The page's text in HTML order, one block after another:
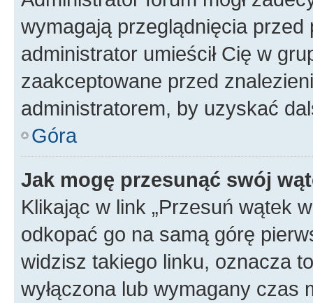
wymagają przeglądnięcia
administrator umieścił Cię w
zaakceptowane przed
administratorem, by uzyskać
Góra
Jak mogę przesunąć swój
Klikając w link „Przesuń wątek
odkopać go na samą górę
widzisz takiego linku, oznacza
wyłączona lub wymagany czas